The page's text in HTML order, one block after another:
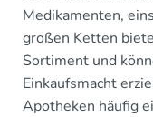
Medikamenten,
großen Ketten
Sortiment und
Einkaufsmacht
Apotheken häufig